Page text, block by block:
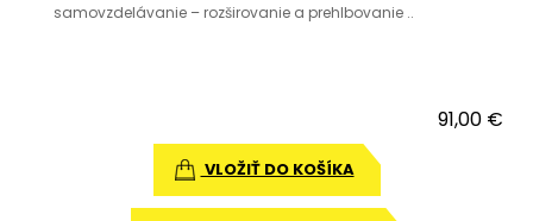
samovzdelávanie – rozširovanie a prehlbovanie ..
91,00 €
VLOŽIŤ DO KOŠÍKA